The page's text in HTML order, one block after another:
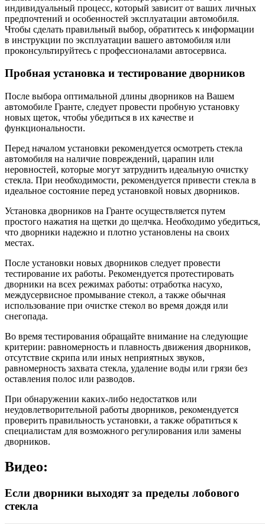
индивидуальный процесс, который зависит от ваших личных
предпочтений и особенностей эксплуатации автомобиля.
Чтобы сделать правильный выбор, обратитесь к информации
в инструкции по эксплуатации вашего автомобиля или
проконсультируйтесь с профессионалами автосервиса.
Пробная установка и тестирование дворников
После выбора оптимальной длины дворников на Вашем
автомобиле Гранте, следует провести пробную установку
новых щеток, чтобы убедиться в их качестве и
функциональности.
Перед началом установки рекомендуется осмотреть стекла
автомобиля на наличие повреждений, царапин или
неровностей, которые могут затруднить идеальную очистку
стекла. При необходимости, рекомендуется привести стекла в
идеальное состояние перед установкой новых дворников.
Установка дворников на Гранте осуществляется путем
простого нажатия на щетки до щелчка. Необходимо убедиться,
что дворники надежно и плотно установлены на своих
местах.
После установки новых дворников следует провести
тестирование их работы. Рекомендуется протестировать
дворники на всех режимах работы: отработка насухо,
междусервисное промывание стекол, а также обычная
использование при очистке стекол во время дождя или
снегопада.
Во время тестирования обращайте внимание на следующие
критерии: равномерность и плавность движения дворников,
отсутствие скрипа или иных неприятных звуков,
равномерность захвата стекла, удаление воды или грязи без
оставления полос или разводов.
При обнаружении каких-либо недостатков или
неудовлетворительной работы дворников, рекомендуется
проверить правильность установки, а также обратиться к
специалистам для возможного регулирования или замены
дворников.
Видео:
Если дворники выходят за пределы лобового
стекла